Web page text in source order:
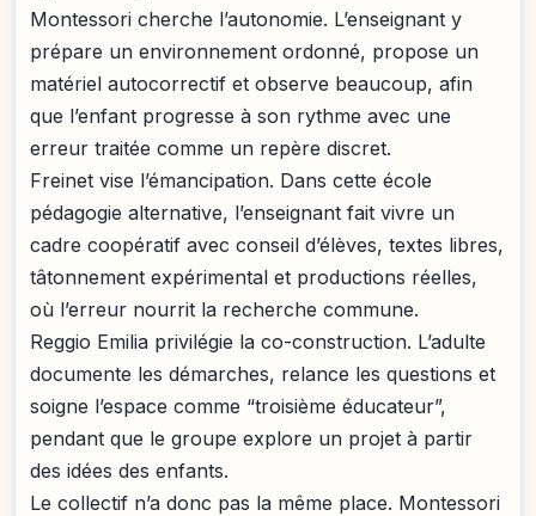
Montessori cherche l’autonomie. L’enseignant y
prépare un environnement ordonné, propose un
matériel autocorrectif et observe beaucoup, afin
que l’enfant progresse à son rythme avec une
erreur traitée comme un repère discret.
Freinet vise l’émancipation. Dans cette école
pédagogie alternative, l’enseignant fait vivre un
cadre coopératif avec conseil d’élèves, textes libres,
tâtonnement expérimental et productions réelles,
où l’erreur nourrit la recherche commune.
Reggio Emilia privilégie la co-construction. L’adulte
documente les démarches, relance les questions et
soigne l’espace comme “troisième éducateur”,
pendant que le groupe explore un projet à partir
des idées des enfants.
Le collectif n’a donc pas la même place. Montessori